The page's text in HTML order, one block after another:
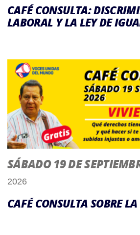
CAFÉ CONSULTA:
LABORAL Y LA LEY DE
SÁBADO 19 DE
2026
CAFÉ CONSULTA SOBRE